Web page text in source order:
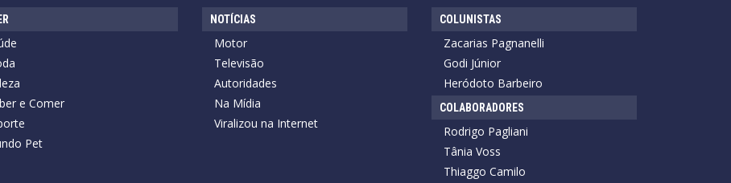
e Comer
Pet
NOTÍCIAS
Motor
Televisão
Autoridades
Na Mídia
Viralizou na Internet
COLUNISTAS
Zacarias Pagnanelli
Godi Júnior
Heródoto Barbeiro
COLABORADORES
Rodrigo Pagliani
Tânia Voss
Thiaggo Camilo